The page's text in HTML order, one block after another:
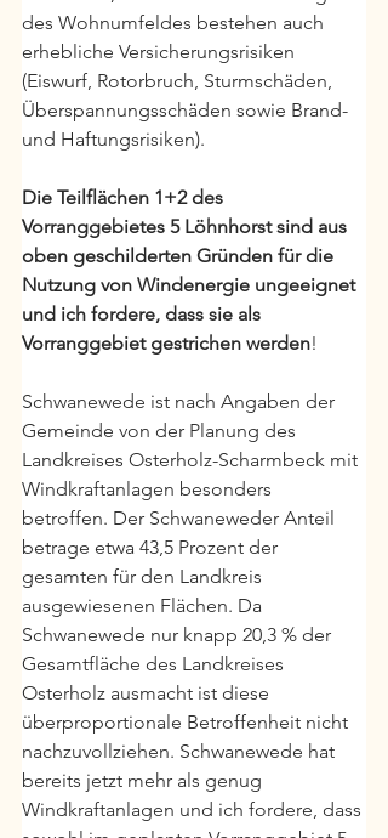
des Wohnumfeldes bestehen auch
erhebliche Versicherungsrisiken
(Eiswurf, Rotorbruch, Sturmschäden,
Überspannungsschäden sowie Brand-
und Haftungsrisiken).
Die Teilflächen 1+2 des
Vorranggebietes 5 Löhnhorst sind aus
oben geschilderten Gründen für die
Nutzung von Windenergie ungeeignet
und ich fordere, dass sie als
Vorranggebiet gestrichen werden!
Schwanewede ist nach Angaben der
Gemeinde von der Planung des
Landkreises Osterholz-Scharmbeck mit
Windkraftanlagen besonders
betroffen. Der Schwaneweder Anteil
betrage etwa 43,5 Prozent der
gesamten für den Landkreis
ausgewiesenen Flächen. Da
Schwanewede nur knapp 20,3 % der
Gesamtfläche des Landkreises
Osterholz ausmacht ist diese
überproportionale Betroffenheit nicht
nachzuvollziehen. Schwanewede hat
bereits jetzt mehr als genug
Windkraftanlagen und ich fordere, dass